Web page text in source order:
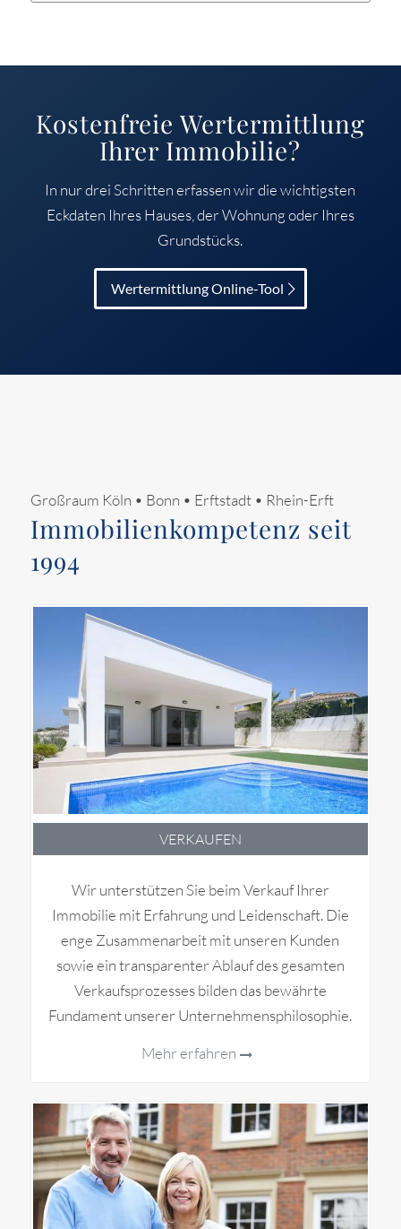
Kostenfreie Wertermittlung
Ihrer Immobilie?
In nur drei Schritten erfassen wir die wichtigsten
Eckdaten Ihres Hauses, der Wohnung oder Ihres
Grundstücks.
Wertermittlung Online-Tool
Großraum Köln • Bonn • Erftstadt • Rhein-Erft
Immobilienkompetenz seit
1994
VERKAUFEN
Wir unterstützen Sie beim Verkauf Ihrer
Immobilie mit Erfahrung und Leidenschaft. Die
enge Zusammenarbeit mit unseren Kunden
sowie ein transparenter Ablauf des gesamten
Verkaufsprozesses bilden das bewährte
Fundament unserer Unternehmensphilosophie.
Mehr erfahren